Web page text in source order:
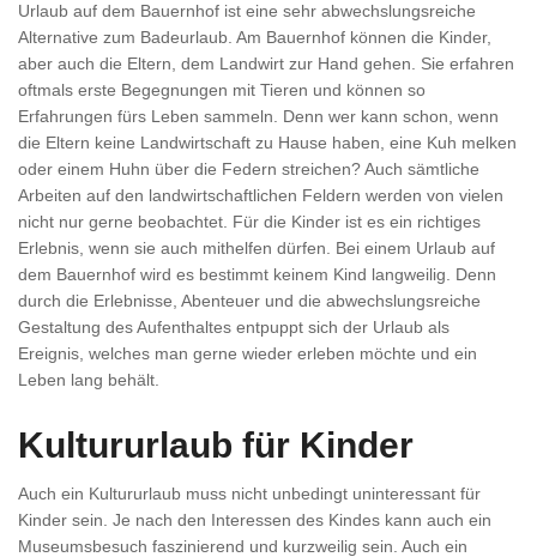
Urlaub auf dem Bauernhof ist eine sehr abwechslungsreiche
Alternative zum Badeurlaub. Am Bauernhof können die Kinder,
aber auch die Eltern, dem Landwirt zur Hand gehen. Sie erfahren
oftmals erste Begegnungen mit Tieren und können so
Erfahrungen fürs Leben sammeln. Denn wer kann schon, wenn
die Eltern keine Landwirtschaft zu Hause haben, eine Kuh melken
oder einem Huhn über die Federn streichen? Auch sämtliche
Arbeiten auf den landwirtschaftlichen Feldern werden von vielen
nicht nur gerne beobachtet. Für die Kinder ist es ein richtiges
Erlebnis, wenn sie auch mithelfen dürfen. Bei einem Urlaub auf
dem Bauernhof wird es bestimmt keinem Kind langweilig. Denn
durch die Erlebnisse, Abenteuer und die abwechslungsreiche
Gestaltung des Aufenthaltes entpuppt sich der Urlaub als
Ereignis, welches man gerne wieder erleben möchte und ein
Leben lang behält.
Kultururlaub für Kinder
Auch ein Kultururlaub muss nicht unbedingt uninteressant für
Kinder sein. Je nach den Interessen des Kindes kann auch ein
Museumsbesuch faszinierend und kurzweilig sein. Auch ein